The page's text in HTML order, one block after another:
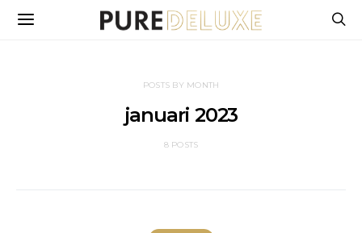
POSTS BY MONTH
januari 2023
8 POSTS